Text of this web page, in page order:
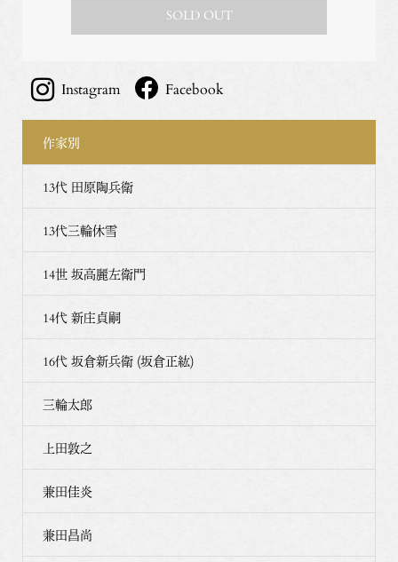
SOLD OUT
Instagram Facebook
作家別
13代 田原陶兵衛
13代三輪休雪
14世 坂高麗左衛門
14代 新庄貞嗣
16代 坂倉新兵衛 (坂倉正紘)
三輪太郎
上田敦之
兼田佳炎
兼田昌尚